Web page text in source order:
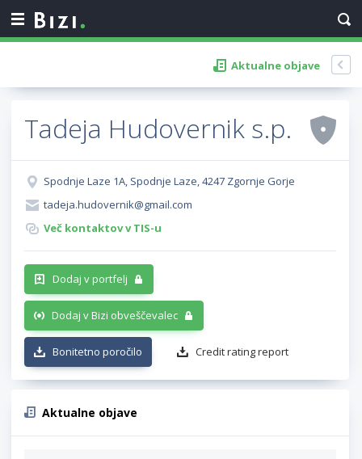
Aktualne objave
Tadeja Hudovernik s.p.
Spodnje Laze 1A, Spodnje Laze, 4247 Zgornje Gorje
tadeja.hudovernik@gmail.com
Več kontaktov v TIS-u
Dodaj v portfelj
Dodaj v Bizi obveščevalec
Bonitetno poročilo Credit rating report
Aktualne objave